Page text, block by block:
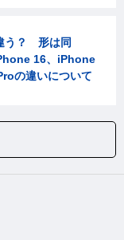
う？ 形は同
16、iPhone
の違いについて